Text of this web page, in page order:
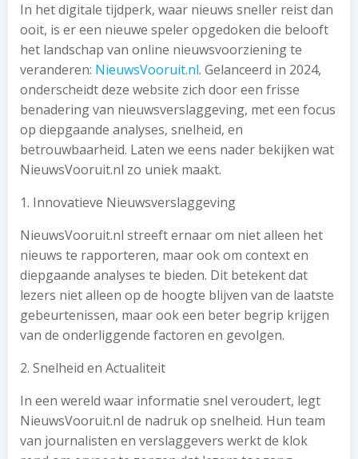
In het digitale tijdperk, waar nieuws sneller reist dan
ooit, is er een nieuwe speler opgedoken die belooft
het landschap van online nieuwsvoorziening te
veranderen: NieuwsVooruit.nl. Gelanceerd in 2024,
onderscheidt deze website zich door een frisse
benadering van nieuwsverslaggeving, met een focus
op diepgaande analyses, snelheid, en
betrouwbaarheid. Laten we eens nader bekijken wat
NieuwsVooruit.nl zo uniek maakt.
1. Innovatieve Nieuwsverslaggeving
NieuwsVooruit.nl streeft ernaar om niet alleen het
nieuws te rapporteren, maar ook om context en
diepgaande analyses te bieden. Dit betekent dat
lezers niet alleen op de hoogte blijven van de laatste
gebeurtenissen, maar ook een beter begrip krijgen
van de onderliggende factoren en gevolgen.
2. Snelheid en Actualiteit
In een wereld waar informatie snel veroudert, legt
NieuwsVooruit.nl de nadruk op snelheid. Hun team
van journalisten en verslaggevers werkt de klok